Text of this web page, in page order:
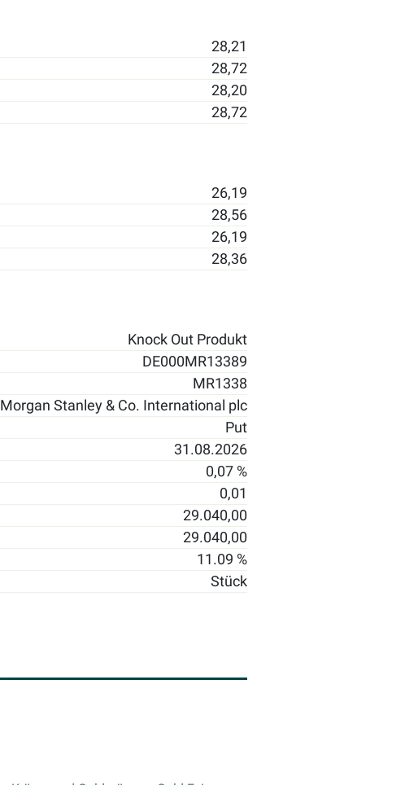
28,21
28,72
28,20
28,72
26,19
28,56
26,19
28,36
Knock Out Produkt
DE000MR13389
MR1338
Morgan Stanley & Co. International plc
Put
31.08.2026
0,07 %
0,01
29.040,00
29.040,00
11.09 %
Stück